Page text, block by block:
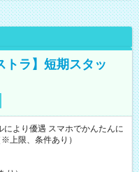
トラ】短期スタッ
より優遇 スマホでかんたんに
上限、条件あり）